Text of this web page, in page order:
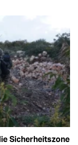
Sicherheitszone